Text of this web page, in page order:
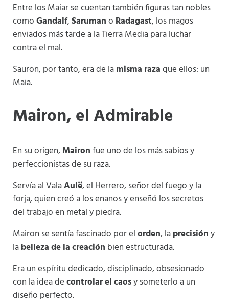
Entre los Maiar se cuentan también figuras tan nobles
comoGandalf,Sarumano Radagast, los magos
enviados más tarde a la Tierra Media para luchar
contra el mal.
Sauron, por tanto, era de lamisma razaque ellos: un
Maia.
Mairon, el Admirable
En su origen, Maironfue uno de los más sabios y
perfeccionistas de su raza.
Servía al ValaAulë, el Herrero, señor del fuego y la
forja, quien creó a los enanos y enseñó los secretos
del trabajo en metal y piedra.
Mairon se sentía fascinado por elorden, laprecisióny
labelleza de la creación bien estructurada.
Era un espíritu dedicado, disciplinado, obsesionado
con la idea decontrolar el caosy someterlo a un
diseño perfecto.